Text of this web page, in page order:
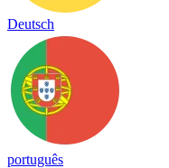
Deutsch
português